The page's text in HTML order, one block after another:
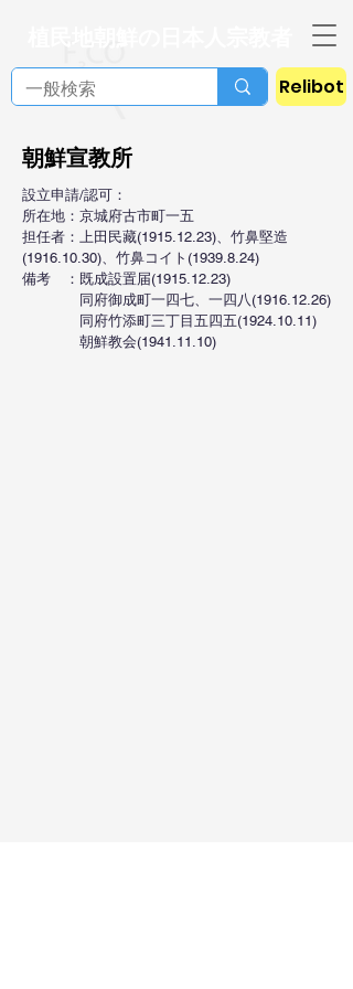
Relibot
朝鮮宣教所
設立申請/認可：
所在地：京城府古市町一五
担任者：上田民藏(1915.12.23)、竹鼻堅造
(1916.10.30)、竹鼻コイト(1939.8.24)
備考 ：既成設置届(1915.12.23)
同府御成町一四七、一四八(1916.12.26)
同府竹添町三丁目五四五(1924.10.11)
朝鮮教会(1941.11.10)